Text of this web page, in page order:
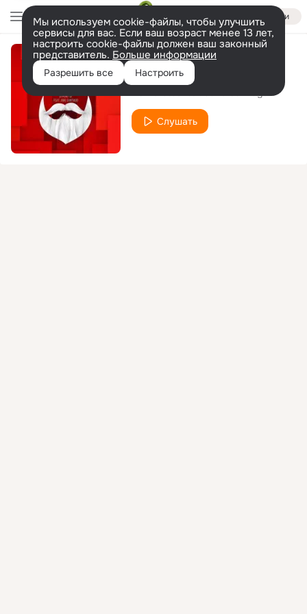
Войти
Мы используем cookie-файлы, чтобы улучшить
сервисы для вас. Если ваш возраст менее 13 лет,
настроить cookie-файлы должен ваш законный
представитель. Больше информации
Разрешить все Настроить
Last Christmas
Слушать